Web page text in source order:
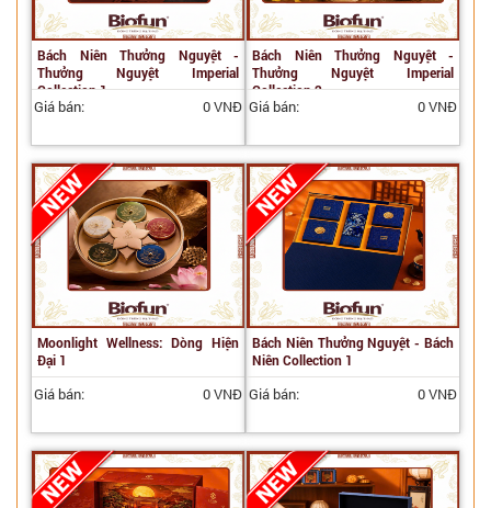
Bách Niên Thưởng Nguyệt -
Thưởng Nguyệt Imperial
Collection 1
Giá bán: 0 VNĐ
Bách Niên Thưởng Nguyệt -
Thưởng Nguyệt Imperial
Collection 2
Giá bán: 0 VNĐ
Moonlight Wellness: Dòng Hiện
Đại 1
Giá bán: 0 VNĐ
Bách Niên Thưởng Nguyệt - Bách
Niên Collection 1
Giá bán: 0 VNĐ